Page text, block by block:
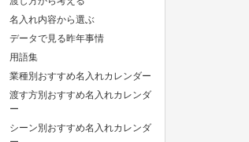
名入れ内容から選ぶ
データで見る昨年事情
用語集
業種別おすすめ名入れカレンダー
渡す方別おすすめ名入れカレンダ
ー
シーン別おすすめ名入れカレンダ